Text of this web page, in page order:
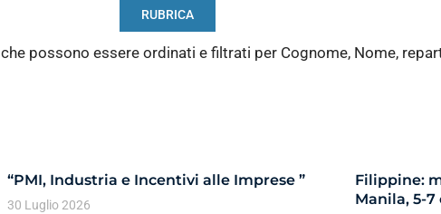
RUBRICA
che possono essere ordinati e filtrati per Cognome, Nome,
“PMI, Industria e Incentivi alle Imprese ”
30 Luglio 2026
Filippine:
Manila, 5-